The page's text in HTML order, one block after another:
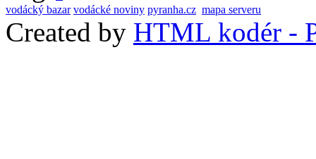
vodácký bazar vodácké noviny pyranha.cz mapa serveru
Created by HTML kodér -